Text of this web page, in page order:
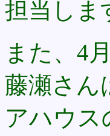
担当しま
また、4
藤瀬さん
アハウス